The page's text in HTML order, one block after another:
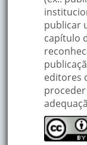
publicar
capítulo
editores